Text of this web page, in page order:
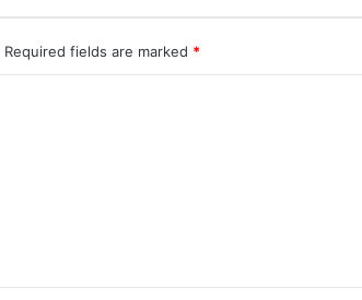
Required fields are marked *